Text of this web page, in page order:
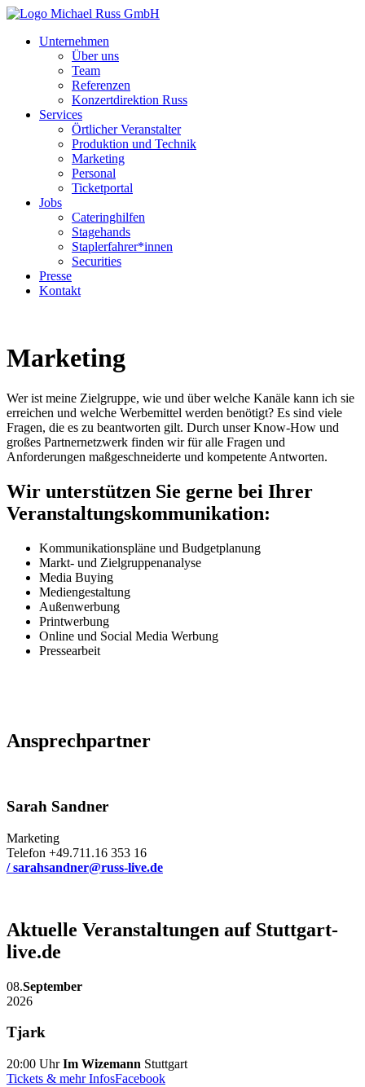
Unternehmen
Über uns
Team
Referenzen
Konzertdirektion Russ
Services
Örtlicher Veranstalter
Produktion und Technik
Marketing
Personal
Ticketportal
Jobs
Cateringhilfen
Stagehands
Staplerfahrer*innen
Securities
Presse
Kontakt
Marketing
Wer ist meine Zielgruppe, wie und über welche Kanäle kann ich sie
erreichen und welche Werbemittel werden benötigt? Es sind viele
Fragen, die es zu beantworten gilt. Durch unser Know-How und
großes Partnernetzwerk finden wir für alle Fragen und
Anforderungen maßgeschneiderte und kompetente Antworten.
Wir unterstützen Sie gerne bei Ihrer
Veranstaltungskommunikation:
Kommunikationspläne und Budgetplanung
Markt- und Zielgruppenanalyse
Media Buying
Mediengestaltung
Außenwerbung
Printwerbung
Online und Social Media Werbung
Pressearbeit
Ansprechpartner
Sarah Sandner
Marketing
Telefon +49.711.16 353 16
/ sarahsandner@russ-live.de
Aktuelle Veranstaltungen auf Stuttgart-
live.de
08.September
2026
Tjark
20:00 UhrIm Wizemann Stuttgart
Tickets & mehr InfosFacebook